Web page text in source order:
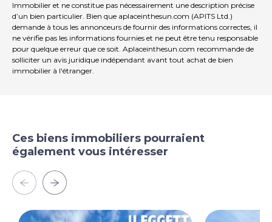
Immobilier et ne constitue pas nécessairement une description précise
d’un bien particulier. Bien que aplaceinthesun.com (APITS Ltd.)
demande à tous les annonceurs de fournir des informations correctes, il
ne vérifie pas les informations fournies et ne peut être tenu responsable
pour quelque erreur que ce soit. Aplaceinthesun.com recommande de
solliciter un avis juridique indépendant avant tout achat de bien
immobilier à l'étranger.
Ces biens immobiliers pourraient
également vous intéresser